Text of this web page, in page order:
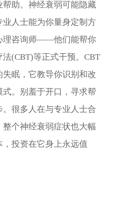
助。神经衰弱可能隐藏
人士能为你量身定制方
理咨询师——他们能帮你
(CBT)等正式干预。CBT
眠，它教导你识别和改
。别羞于开口，寻求帮
很多人在与专业人士合
个神经衰弱症状也大幅
投资在它身上永远值